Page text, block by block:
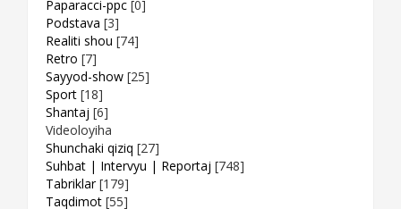
Paparacci-ppc [0]
Podstava [3]
Realiti shou [74]
Retro [7]
Sayyod-show [25]
Sport [18]
Shantaj [6]
Videoloyiha
Shunchaki qiziq [27]
Suhbat | Intervyu | Reportaj [748]
Tabriklar [179]
Taqdimot [55]